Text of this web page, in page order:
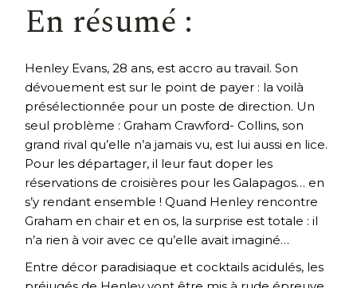
En résumé :
Henley Evans, 28 ans, est accro au travail. Son
dévouement est sur le point de payer : la voilà
présélectionnée pour un poste de direction. Un
seul problème : Graham Crawford- Collins, son
grand rival qu’elle n’a jamais vu, est lui aussi en lice.
Pour les départager, il leur faut doper les
réservations de croisières pour les Galapagos… en
s’y rendant ensemble ! Quand Henley rencontre
Graham en chair et en os, la surprise est totale : il
n’a rien à voir avec ce qu’elle avait imaginé…
Entre décor paradisiaque et cocktails acidulés, les